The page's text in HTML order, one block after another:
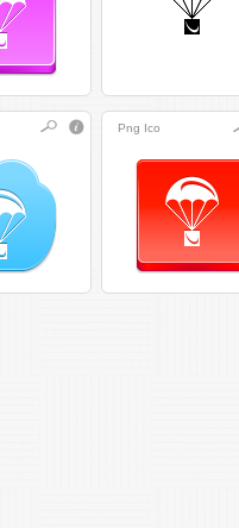
Png Ico